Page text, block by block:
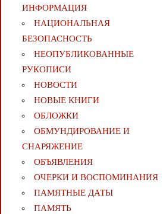
ИНФОРМАЦИЯ
НАЦИОНАЛЬНАЯ
БЕЗОПАСНОСТЬ
НЕОПУБЛИКОВАННЫЕ
РУКОПИСИ
НОВОСТИ
НОВЫЕ КНИГИ
ОБЛОЖКИ
ОБМУНДИРОВАНИЕ И
СНАРЯЖЕНИЕ
ОБЪЯВЛЕНИЯ
ОЧЕРКИ И ВОСПОМИНАНИЯ
ПАМЯТНЫЕ ДАТЫ
ПАМЯТЬ